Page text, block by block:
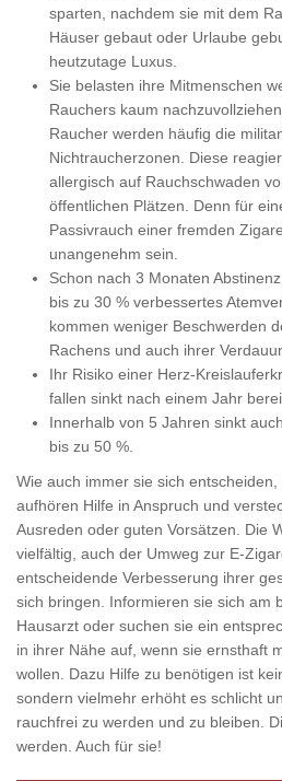
sparten, nachdem sie mit dem
Häuser gebaut oder Urlaube
heutzutage Luxus.
Sie belasten ihre Mitmenschen
Rauchers kaum
Raucher werden häufig die
Nichtraucherzonen. Diese
allergisch auf Rauchschwaden
öffentlichen Plätzen. Denn für
Passivrauch einer fremden
unangenehm sein.
Schon nach 3 Monaten
bis zu 30 % verbessertes
kommen weniger Beschwerden
Rachens und auch ihrer
Ihr Risiko einer Herz-
fallen sinkt nach einem Jahr
Innerhalb von 5 Jahren sinkt
bis zu 50 %.
Wie auch immer sie sich
aufhören Hilfe in Anspruch und
Ausreden oder guten Vorsätzen. Die
vielfältig, auch der Umweg zur E-
entscheidende Verbesserung ihrer
sich bringen. Informieren sie sich am
Hausarzt oder suchen sie ein
in ihrer Nähe auf, wenn sie ernsthaft
wollen. Dazu Hilfe zu benötigen ist
sondern vielmehr erhöht es schlicht
rauchfrei zu werden und zu bleiben.
werden. Auch für sie!